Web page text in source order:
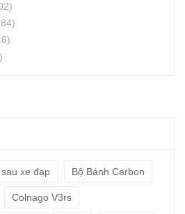
xe đạp Bộ Bánh Carbon
Colnago V3rs